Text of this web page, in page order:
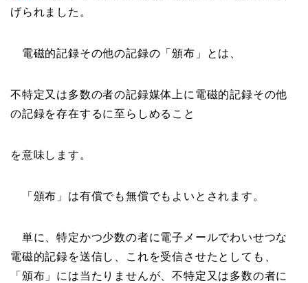
げられました。
電磁的記録その他の記録の「頒布」とは、
不特定又は多数の者の記録媒体上に電磁的記録その他
の記録を存在するに至らしめること
を意味します。
「頒布」は有償でも無償でもよいとされます。
単に、特定かつ少数の者に電子メールでわいせつな
電磁的記録を送信し、これを受信させたとしても、
「頒布」には当たりませんが、不特定又は多数の者に